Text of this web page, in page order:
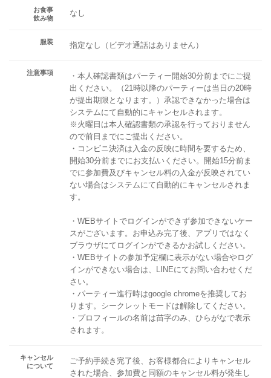
お食事
飲み物
なし
服装 指定なし（ビデオ通話はありません）
注意事項
・本人確認書類はパーティー開始30分前までにご提
出ください。（21時以降のパーティーは当日の20時
が提出期限となります。）承認できなかった場合は
システムにて自動的にキャンセルされます。
※火曜日は本人確認書類の承認を行っておりません
ので前日までにご提出ください。
・コンビニ決済は入金の反映に時間を要するため、
開始30分前までにお支払いください。開始15分前ま
でに参加費及びキャンセル料の入金が反映されてい
ない場合はシステムにて自動的にキャンセルされま
す。
・WEBサイトでログインができず参加できないケー
スがございます。お申込み完了後、アプリではなく
ブラウザにてログインができるかお試しください。
・WEBサイトの参加予定欄に表示がない場合やログ
インができない場合は、LINEにてお問い合わせくだ
さい。
・パーティー進行時はgoogle chromeを推奨してお
ります。シークレットモードは解除してください。
・プロフィールの名前は苗字のみ、ひらがなで表示
されます。
キャンセル
について
ご予約手続き完了後、お客様都合によりキャンセル
された場合、参加費と同額のキャンセル料が発生し